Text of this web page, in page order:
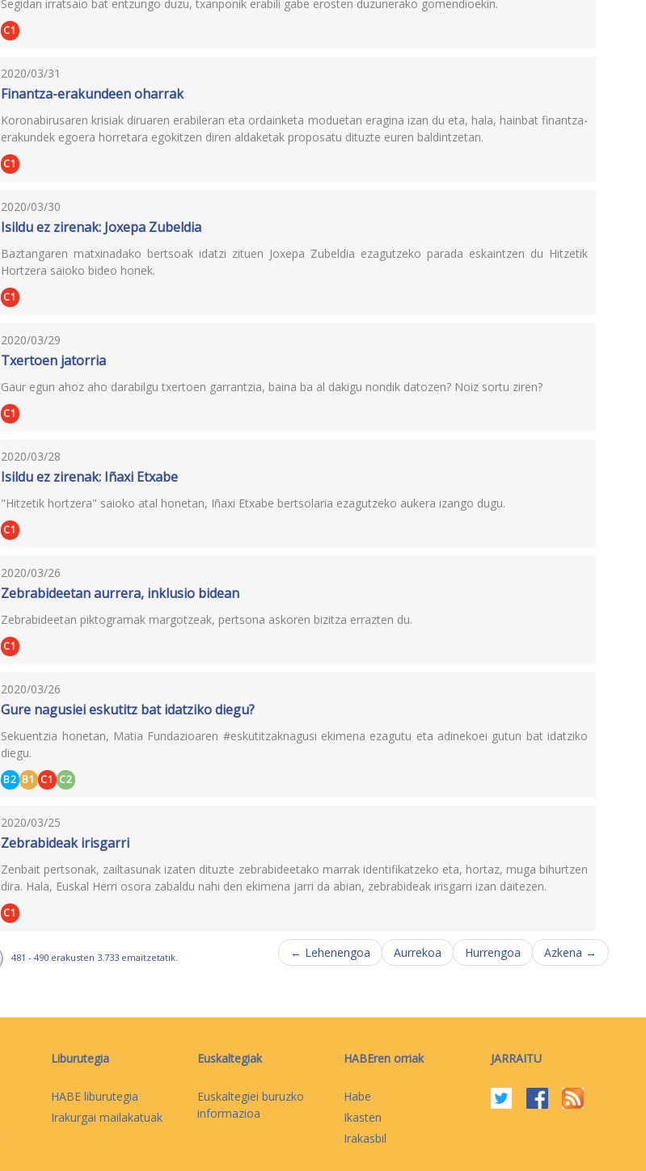
Segidan irratsaio bat entzungo duzu, txanponik erabili gabe erosten duzunerako gomendioekin.
C1
2020/03/31
Finantza-erakundeen oharrak
Koronabirusaren krisiak diruaren erabileran eta ordainketa moduetan eragina izan du eta, hala, hainbat finantza-
erakundek egoera horretara egokitzen diren aldaketak proposatu dituzte euren baldintzetan.
C1
2020/03/30
Isildu ez zirenak: Joxepa Zubeldia
Baztangaren matxinadako bertsoak idatzi zituen Joxepa Zubeldia ezagutzeko parada eskaintzen du Hitzetik
Hortzera saioko bideo honek.
C1
2020/03/29
Txertoen jatorria
Gaur egun ahoz aho darabilgu txertoen garrantzia, baina ba al dakigu nondik datozen? Noiz sortu ziren?
C1
2020/03/28
Isildu ez zirenak: Iñaxi Etxabe
"Hitzetik hortzera" saioko atal honetan, Iñaxi Etxabe bertsolaria ezagutzeko aukera izango dugu.
C1
2020/03/26
Zebrabideetan aurrera, inklusio bidean
Zebrabideetan piktogramak margotzeak, pertsona askoren bizitza errazten du.
C1
2020/03/26
Gure nagusiei eskutitz bat idatziko diegu?
Sekuentzia honetan, Matia Fundazioaren #eskutitzaknagusi ekimena ezagutu eta adinekoei gutun bat idatziko
diegu.
B2 B1 C1 C2
2020/03/25
Zebrabideak irisgarri
Zenbait pertsonak, zailtasunak izaten dituzte zebrabideetako marrak identifikatzeko eta, hortaz, muga bihurtzen
dira. Hala, Euskal Herri osora zabaldu nahi den ekimena jarri da abian, zebrabideak irisgarri izan daitezen.
C1
481 - 490 erakusten 3.733 emaitzetatik. ← Lehenengoa Aurrekoa Hurrengoa Azkena →
Liburutegia
HABE liburutegia
Irakurgai mailakatuak
Euskaltegiak
Euskaltegiei buruzko
informazioa
HABEren orriak
Habe
Ikasten
Irakasbil
JARRAITU